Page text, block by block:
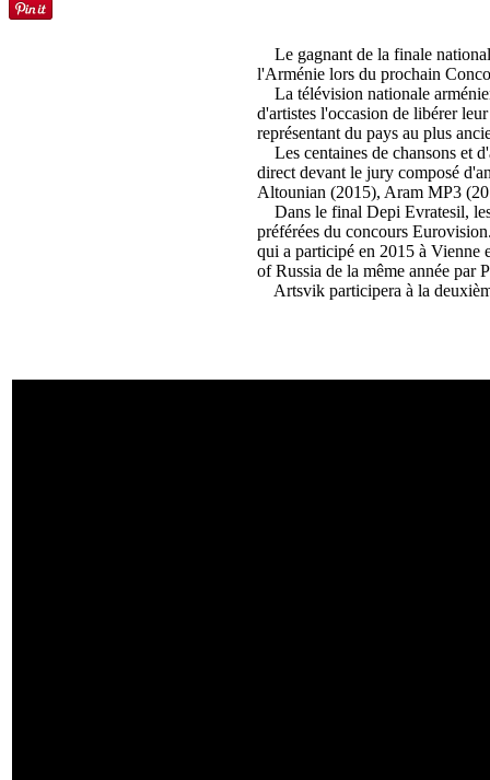
Le gagnant de la finale
l'Arménie lors du prochain
La télévision nationale
d'artistes l'occasion de libérer
représentant du pays au plus
Les centaines de chansons et
direct devant le jury composé
Altounian (2015), Aram MP3
Dans le final Depi Evratesil,
préférées du concours
qui a participé en 2015 à
of Russia de la même année par
Artsvik participera à la